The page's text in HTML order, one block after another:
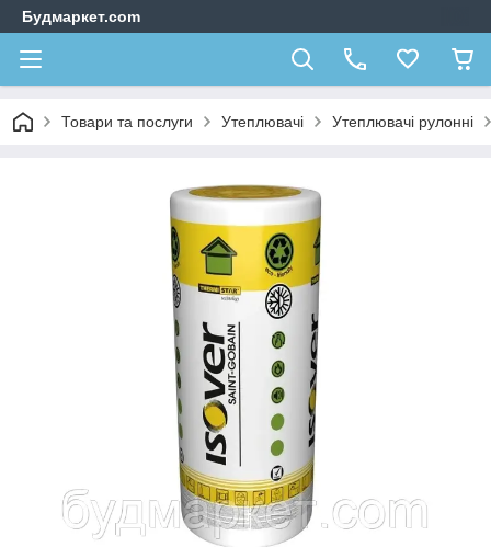
Будмаркет.com
Товари та послуги Утеплювачі Утеплювачі рулонні